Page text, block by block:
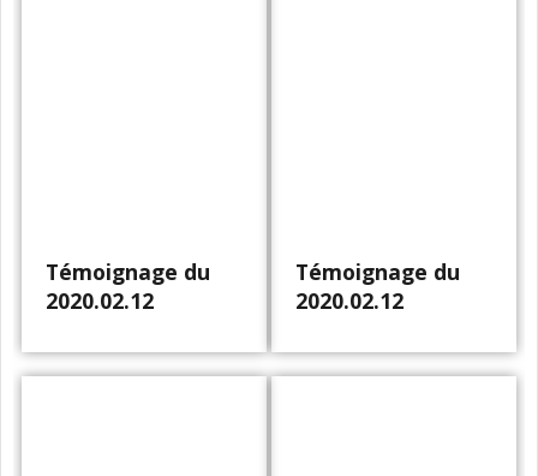
Témoignage du
2020.02.12
Témoignage du
2020.02.12